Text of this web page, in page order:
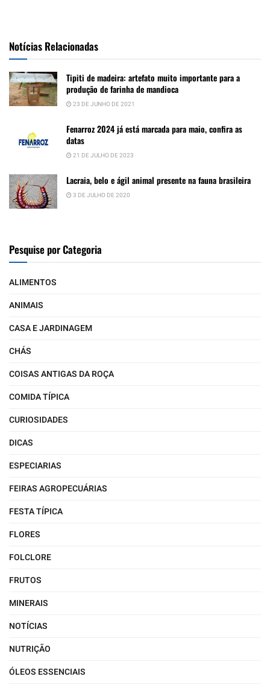
Notícias Relacionadas
Tipiti de madeira: artefato muito importante para a
produção de farinha de mandioca
23 DE JUNHO DE 2021
Fenarroz 2024 já está marcada para maio, confira as
datas
21 DE JULHO DE 2023
Lacraia, belo e ágil animal presente na fauna brasileira
3 DE JULHO DE 2020
Pesquise por Categoria
ALIMENTOS
ANIMAIS
CASA E JARDINAGEM
CHÁS
COISAS ANTIGAS DA ROÇA
COMIDA TÍPICA
CURIOSIDADES
DICAS
ESPECIARIAS
FEIRAS AGROPECUÁRIAS
FESTA TÍPICA
FLORES
FOLCLORE
FRUTOS
MINERAIS
NOTÍCIAS
NUTRIÇÃO
ÓLEOS ESSENCIAIS